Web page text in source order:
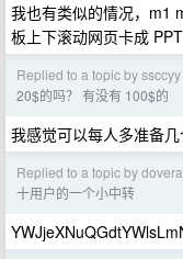
我也有类似的情况，m1
板上下滚动网页卡成
Replied to a topic by ssccyy
20$的吗？ 有没有 100$的
我感觉可以每人多准备
Replied to a topic by
十用户的一个小中转